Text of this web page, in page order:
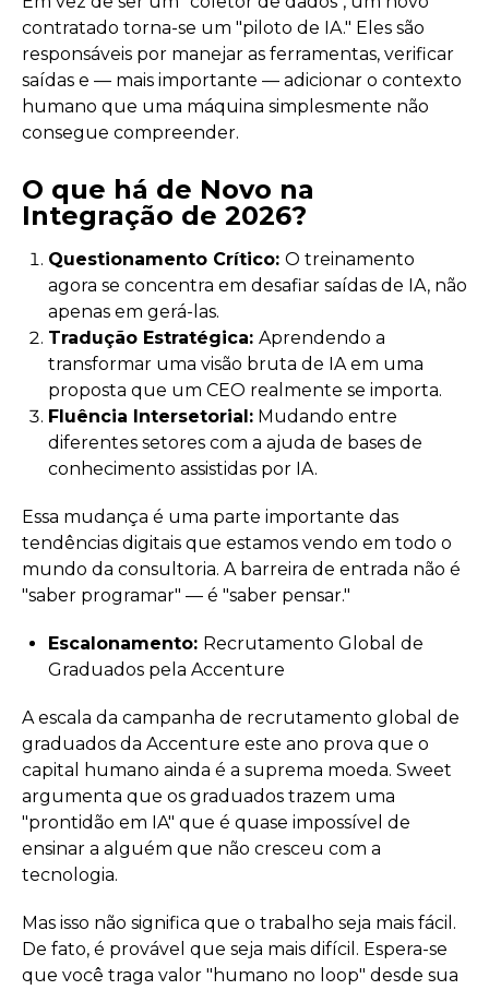
contratado torna-se um "piloto de IA." Eles são
responsáveis por manejar as ferramentas, verificar
saídas e — mais importante — adicionar o contexto
humano que uma máquina simplesmente não
consegue compreender.
O que há de Novo na
Integração de 2026?
Questionamento Crítico: O treinamento
agora se concentra em desafiar saídas de IA, não
apenas em gerá-las.
Tradução Estratégica: Aprendendo a
transformar uma visão bruta de IA em uma
proposta que um CEO realmente se importa.
Fluência Intersetorial: Mudando entre
diferentes setores com a ajuda de bases de
conhecimento assistidas por IA.
Essa mudança é uma parte importante das
tendências digitais que estamos vendo em todo o
mundo da consultoria. A barreira de entrada não é
"saber programar" — é "saber pensar."
Escalonamento: Recrutamento Global de
Graduados pela Accenture
A escala da campanha de recrutamento global de
graduados da Accenture este ano prova que o
capital humano ainda é a suprema moeda. Sweet
argumenta que os graduados trazem uma
"prontidão em IA" que é quase impossível de
ensinar a alguém que não cresceu com a
tecnologia.
Mas isso não significa que o trabalho seja mais fácil.
De fato, é provável que seja mais difícil. Espera-se
que você traga valor "humano no loop" desde sua